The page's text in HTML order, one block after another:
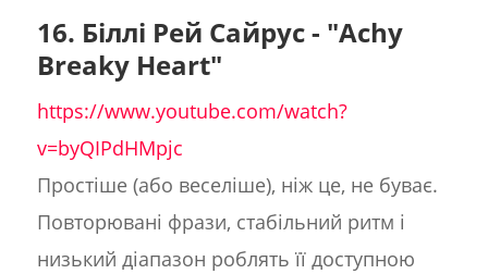
16. Біллі Рей Сайрус - "Achy
Breaky Heart"
https://www.youtube.com/watch?
v=byQIPdHMpjc
Простіше (або веселіше), ніж це, не буває.
Повторювані фрази, стабільний ритм і
низький діапазон роблять її доступною